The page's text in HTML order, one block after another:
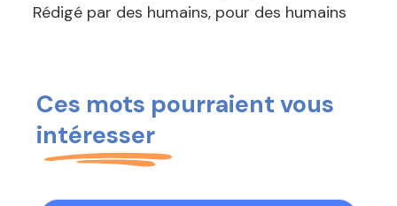
Rédigé par des humains, pour des humains
Ces mots pourraient vous
intéresser